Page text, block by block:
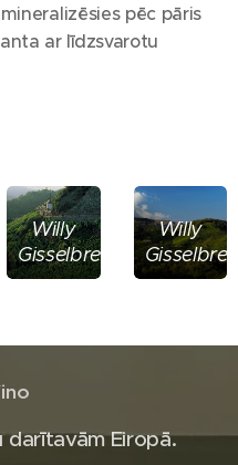
pēc pāris
ar līdzsvarotu
Willy
Gisselbrecht
Willy
darītavām Eiropā.